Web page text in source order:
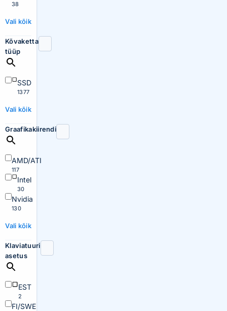
38
Vali kõik
Kõvaketta
tüüp
SSD
1377
Vali kõik
Graafikakiirendi
AMD/ATI
117
Intel
30
Nvidia
130
Vali kõik
Klaviatuuri
asetus
EST
2
FI/SWE